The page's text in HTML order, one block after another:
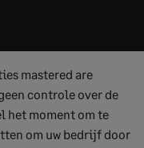
mastered are
controle over de
het moment om te
om uw bedrijf door